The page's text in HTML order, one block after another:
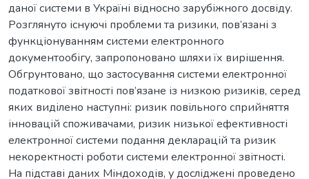
даної системи в Україні відносно зарубіжного досвіду.
Розглянуто існуючі проблеми та ризики, пов’язані з
функціонуванням системи електронного
документообігу, запропоновано шляхи їх вирішення.
Обгрунтовано, що застосування системи електронної
податкової звітності пов’язане із низкою ризиків, серед
яких виділено наступні: ризик повільного сприйняття
інновацій споживачами, ризик низької ефективності
електронної системи подання декларацій та ризик
некоректності роботи системи електронної звітності.
На підставі даних Міндоходів, у досліджені проведено